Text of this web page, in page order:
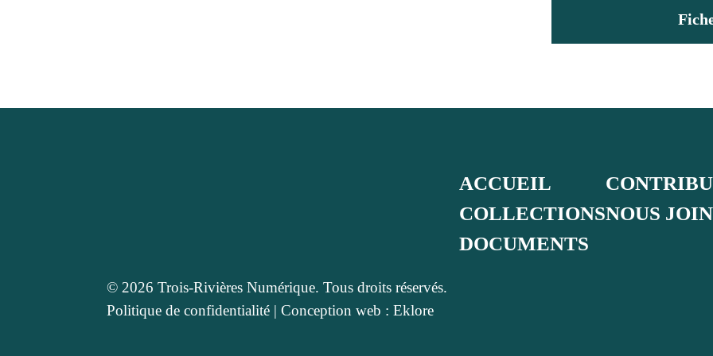
ACCUEIL
COLLECTIONS
DOCUMENTS
NOUS
© 2026 Trois-Rivières Numérique. Tous droits réservés.
Politique de confidentialité |Conception web : Eklore